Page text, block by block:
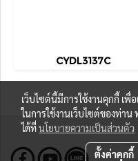
CYDL3137C
เว็บไซต์นี้มีการใช้งานคุกกี้ เ
ในการใช้งานเว็บไซต์ของท่า
ได้ที่นโยบายความเป็นส่วนตัว
ตั้งค่าคุกกี้